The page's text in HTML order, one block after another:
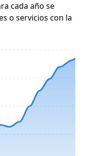
cada año se
o servicios con la